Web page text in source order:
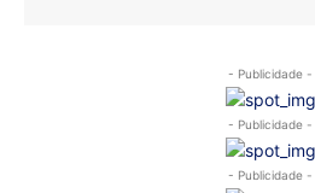
- Publicidade -
- Publicidade -
- Publicidade -